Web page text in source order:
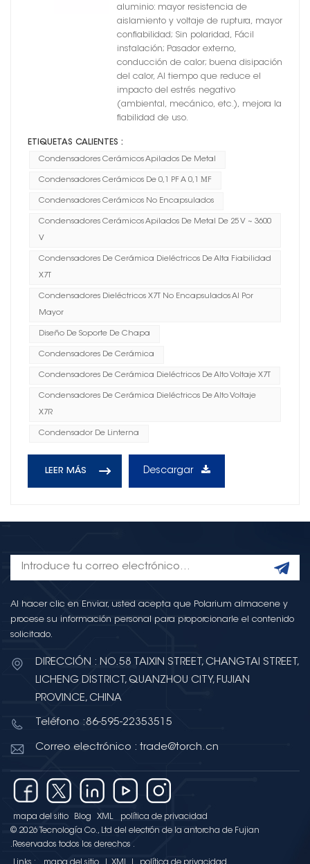
encapsulado
aluminio: mayor resistencia de
aislamiento y voltaje de ruptura, mayor
confiabilidad; Sin polaridad, Fácil
instalación; Pasador externo,
conducción de calor; buena disipación
del calor, Al tiempo que reduce el
impacto del estrés negativo
(ambiental, mecánico, etc.), mejora la
fiabilidad de uso.
ETIQUETAS CALIENTES :
Condensadores Cerámicos Apilados De Metal
Condensadores Cerámicos De 0,1 PF A 0,1 ΜF
Condensadores Cerámicos No Encapsulados
Condensadores Cerámicos Apilados De Metal De 25 V ~ 3600
V
Condensadores De Cerámica Dieléctricos De Alta Fiabilidad
X7T
Condensadores Dieléctricos X7T No Encapsulados Al Por
Mayor
Diseño De Soporte De Chapa
Condensadores De Cerámica
Condensadores De Cerámica Dieléctricos De Alto Voltaje X7T
Condensadores De Cerámica Dieléctricos De Alto Voltaje
X7R
Condensador De Linterna
LEER MÁS Descargar
Al hacer clic en Enviar, usted acepta que Polarium almacene y
procese su información personal para proporcionarle el contenido
solicitado.
DIRECCIÓN : NO.58 TAIXIN STREET, CHANGTAI STREET,
LICHENG DISTRICT, QUANZHOU CITY, FUJIAN
PROVINCE, CHINA
Teléfono :86-595-22353515
Correo electrónico : trade@torch.cn
mapa del sitio Blog XML
política de privacidad
© 2026 Tecnología Co., Ltd del electrón de la antorcha de Fujian
.Reservados todos los derechos .